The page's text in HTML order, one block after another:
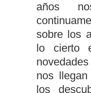
años
sobre los
lo cierto
nos
los